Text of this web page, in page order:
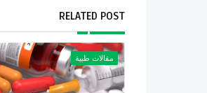
RELATED POST
مقالات طبية